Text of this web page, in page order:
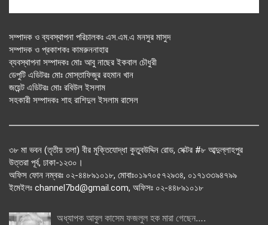
সম্পাদক ও ব্যবস্থাপনা পরিচালকঃ এস.এম.এ মনসুর মাসুদ
সম্পাদক ও প্রকাশকঃ কামরুননাহার
ব্যবস্থাপনা সম্পাদকঃ মোঃ আবু নাছের ইকবাল চৌধুরী
ডেপুটি এডিটরঃ মোঃ মোস্তাফিজুর রহমান খান
জয়েন্ট এডিটরঃ মোঃ রবিউল ইসলাম
সহকারী সম্পাদকঃ শাহ রাশিদুল ইসলাম রাসেল
৩৮ মা ভবন (তৃতীয় তলা) বীর মুক্তিযোদ্ধা কুতুবউদ্দিন রোড, সেক্টর #৮ আব্দুল্লাহপুর
উত্তরা পূর্ব, ঢাকা-১২৩০।
অফিস ফোন নম্বরঃ ০২-৪৪৮৯১০১৮, মোবাঃ০১৯৭০৫৭২৯৩৪, ০১৭১৩৩৯৪৭৯৯
ইমেইলঃ channel7bd@gmail.com, অফিসঃ ০২-৪৪৮৯১০১৮
অধ্যাপক আবুল কাসেম ফজলুল হক মারা গেছেন….